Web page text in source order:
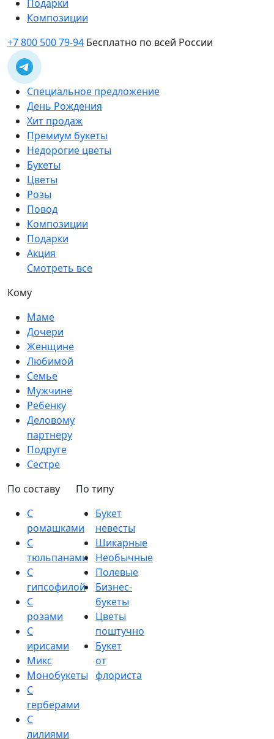
Подарки
Композиции
+7 800 500 79-94 Бесплатно по всей России
Специальное предложение
День Рождения
Хит продаж
Премиум букеты
Недорогие цветы
Букеты
Цветы
Розы
Повод
Композиции
Подарки
Акция
Смотреть все
Кому
Маме
Дочери
Женщине
Любимой
Семье
Мужчине
Ребенку
Деловому
партнеру
Подруге
Сестре
По составу
С
ромашками
С
тюльпанами
С
гипсофилой
С
розами
С
ирисами
Микс
Монобукеты
С
герберами
С
лилиями
По типу
Букет
невесты
Шикарные
Необычные
Полевые
Бизнес-
букеты
Цветы
поштучно
Букет
от
флориста